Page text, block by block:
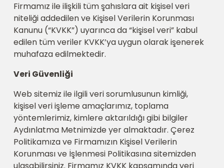
Firmamız ile ilişkili tüm şahıslara ait kişisel veri
niteliği addedilen ve Kişisel Verilerin Korunması
Kanunu (“KVKK”) uyarınca da “kişisel veri” kabul
edilen tüm veriler KVKK’ya uygun olarak işenerek
muhafaza edilmektedir.
Veri Güvenliği
Web sitemiz ile ilgili veri sorumlusunun kimliği,
kişisel veri işleme amaçlarımız, toplama
yöntemlerimiz, kimlere aktarıldığı gibi bilgiler
Aydınlatma Metnimizde yer almaktadır. Çerez
Politikamıza ve Firmamızın Kişisel Verilerin
Korunması ve İşlenmesi Politikasına sitemizden